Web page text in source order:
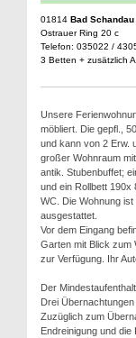
01814 Bad Schandau
Ostrauer Ring 20 c
Telefon: 035022 /
3 Betten + zusätzlich
Unsere
möbliert. Die gepfl.,
und kann von 2 Erw.
großer Wohnraum
antik. Stubenbuffet;
und ein Rollbett 190x
WC. Die Wohnung
ausgestattet.
Vor dem Eingang
Garten mit Blick zum
zur Verfügung. Ihr
Der
Drei
Zuzüglich zum
Endreinigung und die